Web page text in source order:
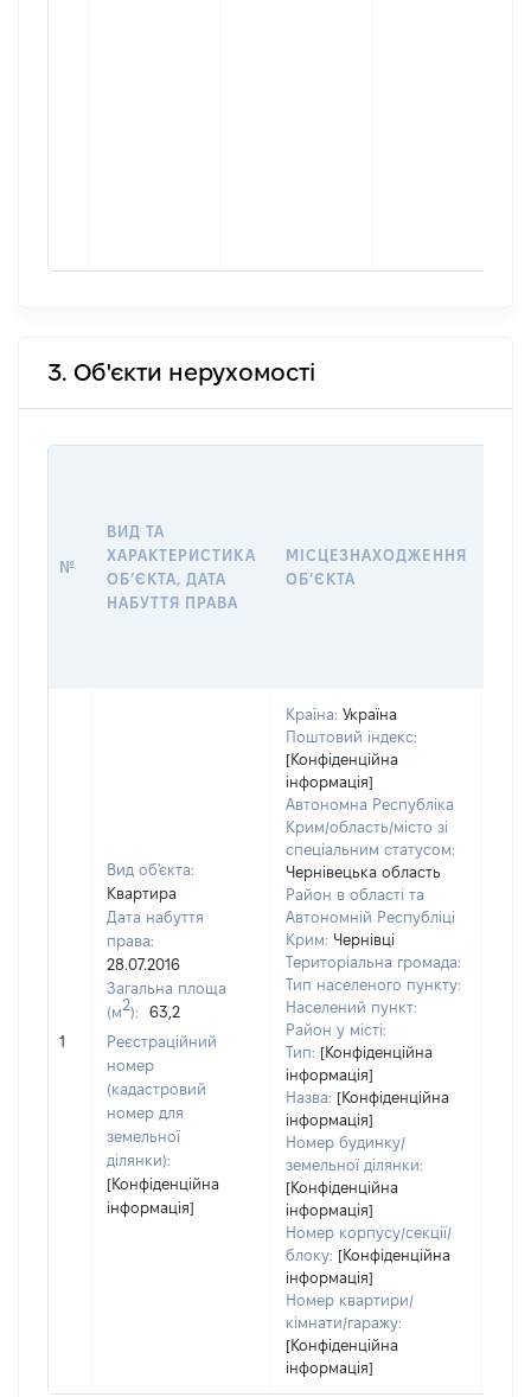
3. Об'єкти нерухомості
№
ВИД ТА
ХАРАКТЕРИСТИКА
ОБʼЄКТА, ДАТА
НАБУТТЯ ПРАВА
МІСЦЕЗНАХОДЖЕННЯ
ОБʼЄКТА
1
Вид об'єкта:
Квартира
Дата набуття
права:
28.07.2016
Загальна площа
(м2):
63,2
Реєстраційний
номер
(кадастровий
номер для
земельної
ділянки):
[Конфіденційна
інформація]
Країна: Україна
Поштовий індекс:
[Конфіденційна
інформація]
Автономна Республіка
Крим/область/місто зі
спеціальним статусом:
Чернівецька область
Район в області та
Автономній Республіці
Крим: Чернівці
Територіальна громада:
Тип населеного пункту:
Населений пункт:
Район у місті:
Тип: [Конфіденційна
інформація]
Назва: [Конфіденційна
інформація]
Номер будинку/
земельної ділянки:
[Конфіденційна
інформація]
Номер корпусу/секції/
блоку: [Конфіденційна
інформація]
Номер квартири/
кімнати/гаражу:
[Конфіденційна
інформація]